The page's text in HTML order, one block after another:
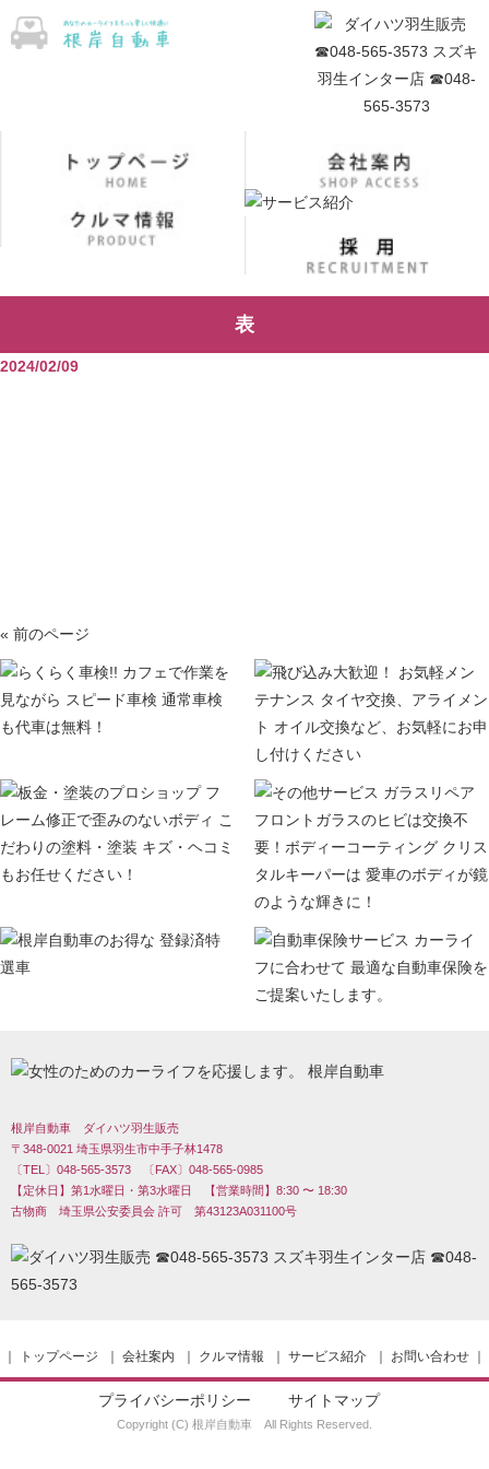
表
2024/02/09
« 前のページ
根岸自動車 ダイハツ羽生販売
〒348-0021 埼玉県羽生市中手子林1478
〔TEL〕048-565-3573 〔FAX〕048-565-0985
【定休日】第1水曜日・第3水曜日 【営業時間】8:30 〜 18:30
古物商 埼玉県公安委員会 許可 第43123A031100号
トップページ 会社案内 クルマ情報 サービス紹介 お問い合わせ
プライバシーポリシー サイトマップ
Copyright (C) 根岸自動車 All Rights Reserved.